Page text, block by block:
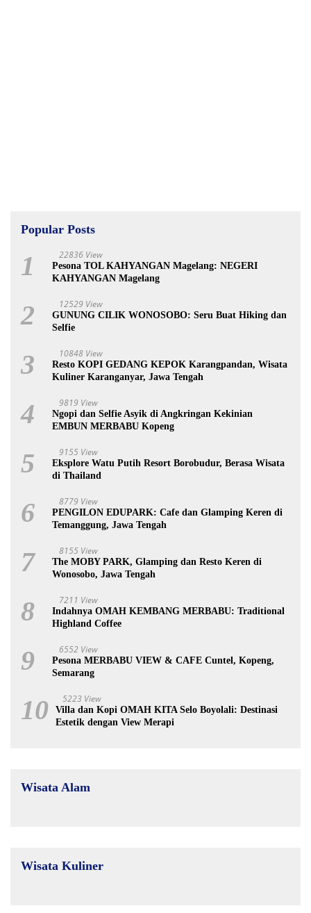
Popular Posts
1 22836 View
Pesona TOL KAHYANGAN Magelang: NEGERI
KAHYANGAN Magelang
2 12529 View
GUNUNG CILIK WONOSOBO: Seru Buat Hiking dan
Selfie
3 10848 View
Resto KOPI GEDANG KEPOK Karangpandan, Wisata
Kuliner Karanganyar, Jawa Tengah
4 9819 View
Ngopi dan Selfie Asyik di Angkringan Kekinian
EMBUN MERBABU Kopeng
5 9155 View
Eksplore Watu Putih Resort Borobudur, Berasa Wisata
di Thailand
6 8779 View
PENGILON EDUPARK: Cafe dan Glamping Keren di
Temanggung, Jawa Tengah
7 8155 View
The MOBY PARK, Glamping dan Resto Keren di
Wonosobo, Jawa Tengah
8 7211 View
Indahnya OMAH KEMBANG MERBABU: Traditional
Highland Coffee
9 6552 View
Pesona MERBABU VIEW & CAFE Cuntel, Kopeng,
Semarang
10 5223 View
Villa dan Kopi OMAH KITA Selo Boyolali: Destinasi
Estetik dengan View Merapi
Wisata Alam
Wisata Kuliner